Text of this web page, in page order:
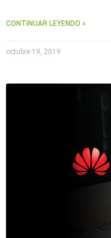
CONTINUAR LEYENDO »
octubre 19, 2019